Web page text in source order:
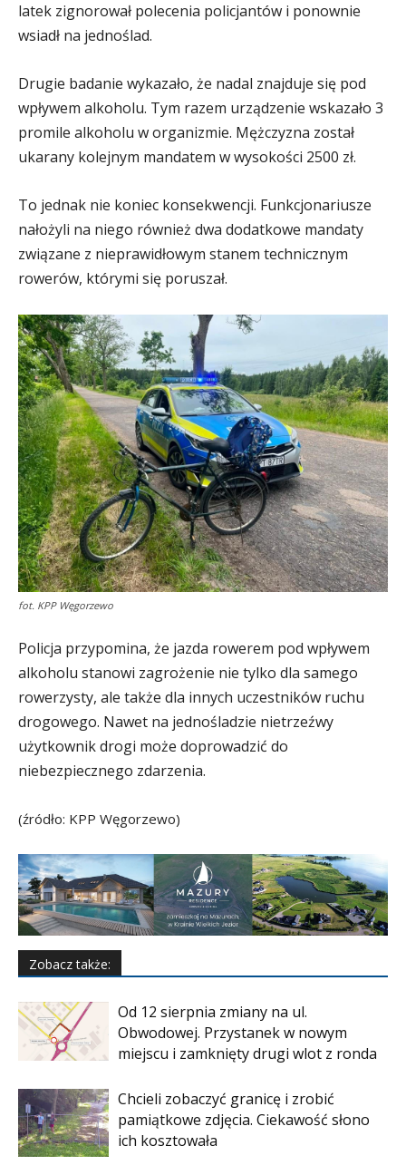
latek zignorował polecenia policjantów i ponownie
wsiadł na jednoślad.
Drugie badanie wykazało, że nadal znajduje się pod
wpływem alkoholu. Tym razem urządzenie wskazało 3
promile alkoholu w organizmie. Mężczyzna został
ukarany kolejnym mandatem w wysokości 2500 zł.
To jednak nie koniec konsekwencji. Funkcjonariusze
nałożyli na niego również dwa dodatkowe mandaty
związane z nieprawidłowym stanem technicznym
rowerów, którymi się poruszał.
fot. KPP Węgorzewo
Policja przypomina, że jazda rowerem pod wpływem
alkoholu stanowi zagrożenie nie tylko dla samego
rowerzysty, ale także dla innych uczestników ruchu
drogowego. Nawet na jednośladzie nietrzeźwy
użytkownik drogi może doprowadzić do
niebezpiecznego zdarzenia.
(źródło: KPP Węgorzewo)
Zobacz także:
Od 12 sierpnia zmiany na ul.
Obwodowej. Przystanek w nowym
miejscu i zamknięty drugi wlot z ronda
Chcieli zobaczyć granicę i zrobić
pamiątkowe zdjęcia. Ciekawość słono
ich kosztowała